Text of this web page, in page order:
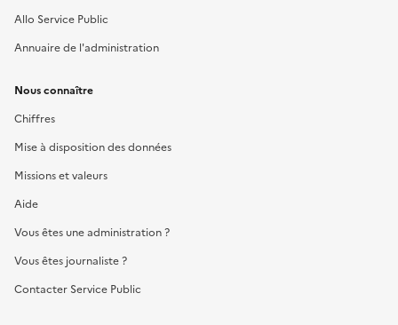
Allo Service Public
Annuaire de l'administration
Nous connaître
Chiffres
Mise à disposition des données
Missions et valeurs
Aide
Vous êtes une administration ?
Vous êtes journaliste ?
Contacter Service Public